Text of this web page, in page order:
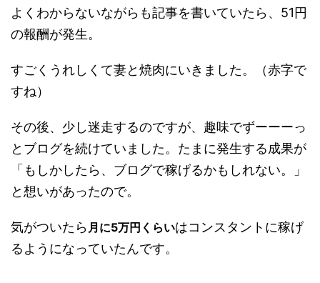
よくわからないながらも記事を書いていたら、51円
の報酬が発生。
すごくうれしくて妻と焼肉にいきました。（赤字で
すね）
その後、少し迷走するのですが、趣味でずーーーっ
とブログを続けていました。たまに発生する成果が
「もしかしたら、ブログで稼げるかもしれない。」
と想いがあったので。
気がついたら 月に5万円くらいはコンスタントに稼げ
るようになっていたんです。